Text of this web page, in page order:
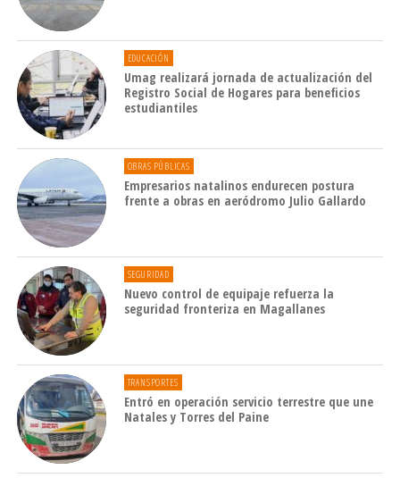
EDUCACIÓN
Umag realizará jornada de actualización del
Registro Social de Hogares para beneficios
estudiantiles
OBRAS PÚBLICAS
Empresarios natalinos endurecen postura
frente a obras en aeródromo Julio Gallardo
SEGURIDAD
Nuevo control de equipaje refuerza la
seguridad fronteriza en Magallanes
TRANSPORTES
Entró en operación servicio terrestre que une
Natales y Torres del Paine